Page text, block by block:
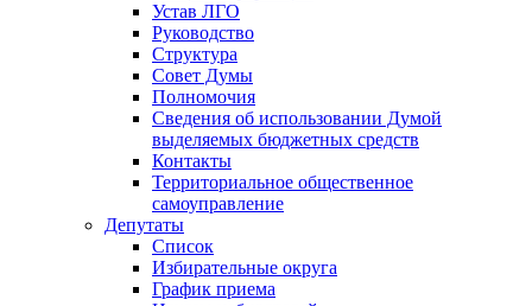
Устав ЛГО
Руководство
Структура
Совет Думы
Полномочия
Сведения об использовании Думой
выделяемых бюджетных средств
Контакты
Территориальное общественное
самоуправление
Депутаты
Список
Избирательные округа
График приема